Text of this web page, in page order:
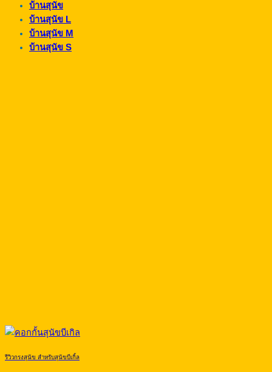
บ้านสุนัข
บ้านสุนัข L
บ้านสุนัข M
บ้านสุนัข S
รีวิวกรงสุนัข สำหรับสุนัขบีเกิ้ล